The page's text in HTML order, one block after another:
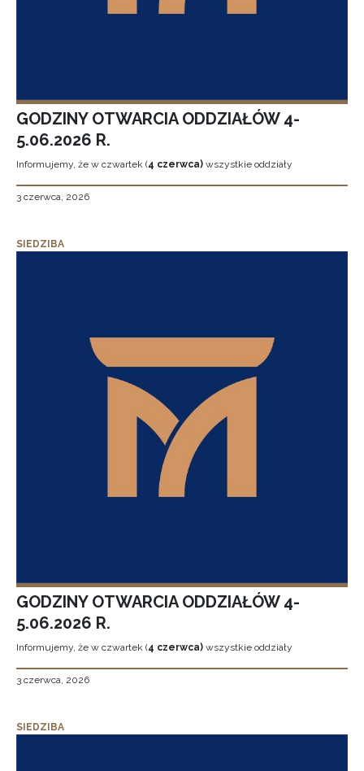
GODZINY OTWARCIA ODDZIAŁÓW 4-
5.06.2026 R.
Informujemy, że w czwartek (4 czerwca) wszystkie oddziały
3 czerwca, 2026
SIEDZIBA
GODZINY OTWARCIA ODDZIAŁÓW 4-
5.06.2026 R.
Informujemy, że w czwartek (4 czerwca) wszystkie oddziały
3 czerwca, 2026
SIEDZIBA